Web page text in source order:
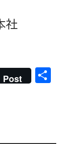
社
Post